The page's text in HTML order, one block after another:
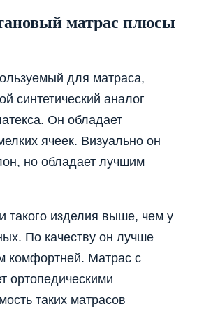
матрас плюсы
для матраса,
синтетический аналог
Он обладает
ячеек. Визуально он
но обладает лучшим
такого изделия выше, чем у
По качеству он лучше
комфортней. Матрас с
ортопедическими
таких матрасов